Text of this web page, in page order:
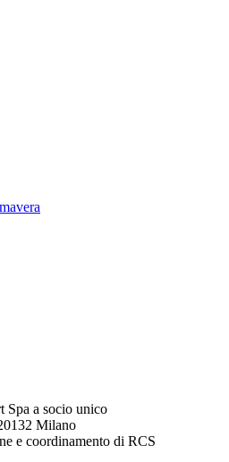
a socio unico
Milano
e coordinamento di RCS